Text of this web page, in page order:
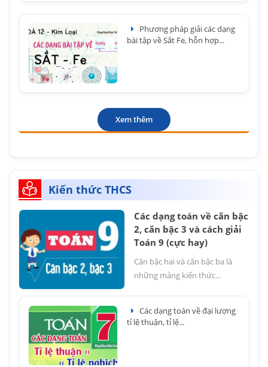
Phương pháp giải các dạng
bài tập về Sắt Fe, hỗn hợp...
Xem thêm
Kiến thức THCS
Các dạng toán về căn bậc
2, căn bậc 3 và cách giải
Toán 9 (cực hay)
Căn bậc hai và căn bậc ba là
những mảng kiến thức...
Các dạng toán về đại lượng
tỉ lệ thuận, tỉ lệ...